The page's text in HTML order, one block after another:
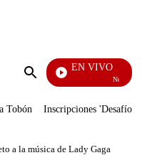
Enviar
EN VIVO
Noticias
Tobón Inscripciones 'Desafío'
a la música de Lady Gaga